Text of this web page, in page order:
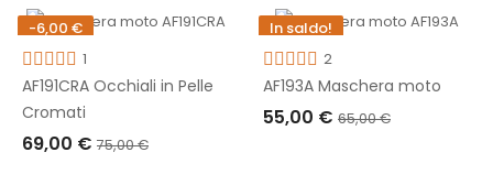
AGGIUNGI AL CARRELLO AGGIUNGI AL CARRELLO
-6,00 €
1
AF191CRA Occhiali in Pelle
Cromati
69,00 € 75,00 €
In saldo!
-10,00 €2
AF193A Maschera moto
55,00 € 65,00 €